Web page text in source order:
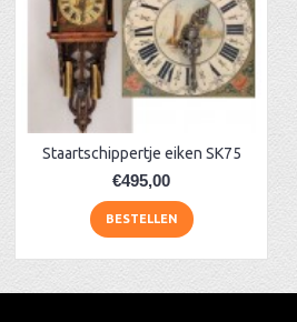
Staartschippertje eiken SK75
€495,00
BESTELLEN